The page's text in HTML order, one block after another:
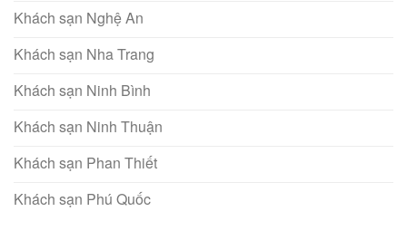
Khách sạn Nghệ An
Khách sạn Nha Trang
Khách sạn Ninh Bình
Khách sạn Ninh Thuận
Khách sạn Phan Thiết
Khách sạn Phú Quốc